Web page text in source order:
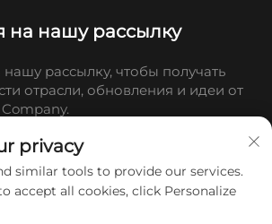
на нашу рассылку
рассылку, чтобы получать
отрасли, обновления и идеи от
privacy
similar tools to provide our services.
accept all cookies, click Personalize